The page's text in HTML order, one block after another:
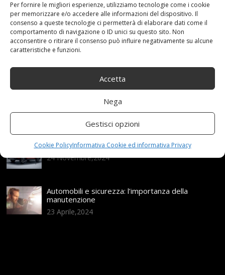
Per fornire le migliori esperienze, utilizziamo tecnologie come i cookie
per memorizzare e/o accedere alle informazioni del dispositivo. Il
consenso a queste tecnologie ci permetterà di elaborare dati come il
comportamento di navigazione o ID unici su questo sito. Non
acconsentire o ritirare il consenso può influire negativamente su alcune
caratteristiche e funzioni.
Accetta
Nega
Gestisci opzioni
Cookie PolicyInformativa Cookie ed informativa Privacy
Articoli recenti
da sapere
Range Rover: un’icona tra i luxury SUV
25 Novembre,2024
Nuova MG ZS Hybrid+: i SUV si fanno ibridi
24 Novembre,2024
Automobili e sicurezza: l’importanza della
manutenzione
23 Aprile,2024